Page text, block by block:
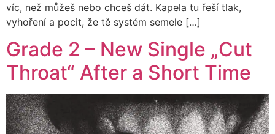
víc, než můžeš nebo chceš dát. Kapela tu řeší tlak,
vyhoření a pocit, že tě systém semele […]
Grade 2 – New Single „Cut
Throat“ After a Short Time